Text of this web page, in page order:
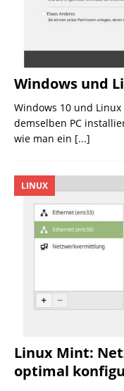
Windows und
Windows 10 und
demselben PC
wie man ein [...]
Linux Mint:
optimal
LINUX